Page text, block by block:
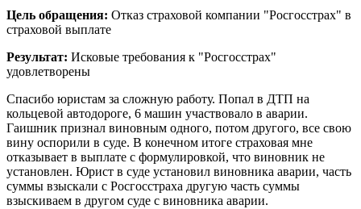
Цель обращения: Отказ страховой компании "Росгосстрах" в
страховой выплате
Результат: Исковые требования к "Росгосстрах"
удовлетворены
Спасибо юристам за сложную работу. Попал в ДТП на
кольцевой автодороге, 6 машин участвовало в аварии.
Гаишник признал виновным одного, потом другого, все свою
вину оспорили в суде. В конечном итоге страховая мне
отказывает в выплате с формулировкой, что виновник не
установлен. Юрист в суде установил виновника аварии, часть
суммы взыскали с Росгосстраха другую часть суммы
взыскиваем в другом суде с виновника аварии.